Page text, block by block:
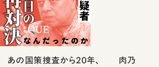
の国策捜査から20年、
肉乃小路